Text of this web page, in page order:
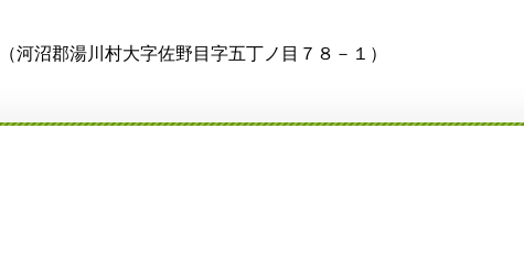
沼郡湯川村大字佐野目字五丁ノ目７８－１）